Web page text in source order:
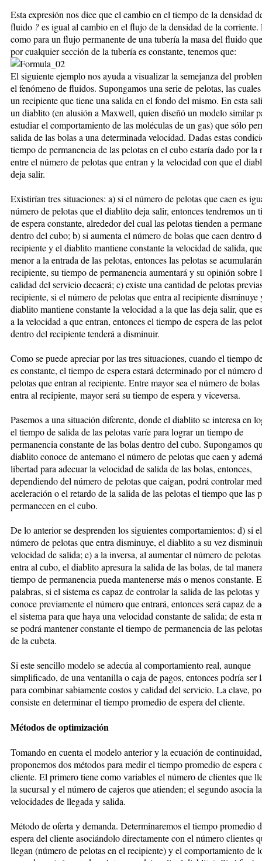
Esta expresión nos dice que el cambio en el tiempo de la densidad
fluido ?es igual al cambio en el flujo de la densidad de la corriente.
como para un flujo permanente de una tubería la masa del fluido
por cualquier sección de la tubería es constante, tenemos que:
El siguiente ejemplo nos ayuda a visualizar la semejanza del
el fenómeno de fluidos. Supongamos una serie de pelotas, las
un recipiente que tiene una salida en el fondo del mismo. En esta
un diablito (en alusión a Maxwell, quien diseñó un modelo similar
estudiar el comportamiento de las moléculas de un gas) que sólo
salida de las bolas a una determinada velocidad. Dadas estas
tiempo de permanencia de las pelotas en el cubo estaría dado por la
entre el número de pelotas que entran y la velocidad con que el
deja salir.
Existirían tres situaciones: a) si el número de pelotas que caen es
número de pelotas que el diablito deja salir, entonces tendremos un
de espera constante, alrededor del cual las pelotas tienden a
dentro del cubo; b) si aumenta el número de bolas que caen dentro
recipiente y el diablito mantiene constante la velocidad de salida,
menor a la entrada de las pelotas, entonces las pelotas se
recipiente, su tiempo de permanencia aumentará y su opinión sobre
calidad del servicio decaerá; c) existe una cantidad de pelotas
recipiente, si el número de pelotas que entra al recipiente disminuye
diablito mantiene constante la velocidad a la que las deja salir, que
a la velocidad a que entran, entonces el tiempo de espera de las
dentro del recipiente tenderá a disminuir.
Como se puede apreciar por las tres situaciones, cuando el tiempo
es constante, el tiempo de espera estará determinado por el número
pelotas que entran al recipiente. Entre mayor sea el número de bolas
entra al recipiente, mayor será su tiempo de espera y viceversa.
Pasemos a una situación diferente, donde el diablito se interesa en
el tiempo de salida de las pelotas varíe para lograr un tiempo de
permanencia constante de las bolas dentro del cubo. Supongamos
diablito conoce de antemano el número de pelotas que caen y
libertad para adecuar la velocidad de salida de las bolas, entonces,
dependiendo del número de pelotas que caigan, podrá controlar
aceleración o el retardo de la salida de las pelotas el tiempo que las
permanecen en el cubo.
De lo anterior se desprenden los siguientes comportamientos: d) si el
número de pelotas que entra disminuye, el diablito a su vez
velocidad de salida; e) a la inversa, al aumentar el número de
entra al cubo, el diablito apresura la salida de las bolas, de tal
tiempo de permanencia pueda mantenerse más o menos constante.
palabras, si el sistema es capaz de controlar la salida de las pelotas y
conoce previamente el número que entrará, entonces será capaz de
el sistema para que haya una velocidad constante de salida; de esta
se podrá mantener constante el tiempo de permanencia de las
de la cubeta.
Si este sencillo modelo se adecúa al comportamiento real, aunque
simplificado, de una ventanilla o caja de pagos, entonces podría ser
para combinar sabiamente costos y calidad del servicio. La clave,
consiste en determinar el tiempo promedio de espera del cliente.
Métodos de optimización
Tomando en cuenta el modelo anterior y la ecuación de continuidad,
proponemos dos métodos para medir el tiempo promedio de espera
cliente. El primero tiene como variables el número de clientes que
la sucursal y el número de cajeros que atienden; el segundo asocia
velocidades de llegada y salida.
Método de oferta y demanda. Determinaremos el tiempo promedio
espera del cliente asociándolo directamente con el número clientes
llegan (número de pelotas en el recipiente) y el comportamiento de